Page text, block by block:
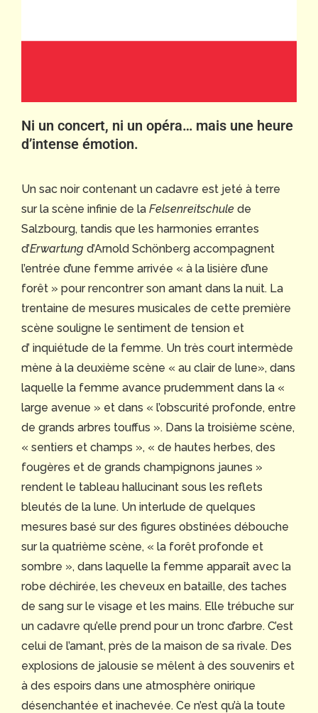
Ni un concert, ni un opéra… mais une heure
d’intense émotion.
Un sac noir contenant un cadavre est jeté à terre
sur la scène infinie de la Felsenreitschule de
Salzbourg, tandis que les harmonies errantes
d’Erwartung d’Arnold Schönberg accompagnent
l’entrée d’une femme arrivée « à la lisière d’une
forêt » pour rencontrer son amant dans la nuit. La
trentaine de mesures musicales de cette première
scène souligne le sentiment de tension et
d’ inquiétude de la femme. Un très court intermède
mène à la deuxième scène « au clair de lune», dans
laquelle la femme avance prudemment dans la «
large avenue » et dans « l’obscurité profonde, entre
de grands arbres touffus ». Dans la troisième scène,
« sentiers et champs », « de hautes herbes, des
fougères et de grands champignons jaunes »
rendent le tableau hallucinant sous les reflets
bleutés de la lune. Un interlude de quelques
mesures basé sur des figures obstinées débouche
sur la quatrième scène, « la forêt profonde et
sombre », dans laquelle la femme apparaît avec la
robe déchirée, les cheveux en bataille, des taches
de sang sur le visage et les mains. Elle trébuche sur
un cadavre qu’elle prend pour un tronc d’arbre. C’est
celui de l’amant, près de la maison de sa rivale. Des
explosions de jalousie se mêlent à des souvenirs et
à des espoirs dans une atmosphère onirique
désenchantée et inachevée. Ce n’est qu’à la toute